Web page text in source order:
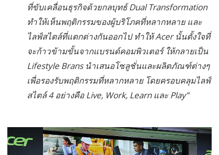
ที่ขับเคลื่อนธุรกิจด้วยกลบุทธ์ Dual Transformation
ทำให้เห็นพฤติกรรมของผู้บริโภคที่หลากหลาย และ
ไลฟ์สไตล์ที่แตกต่างกันออกไป ทำให้ Acer นั้นตั้งใจที่
จะก้าวข้ามขั้นจากแบรนด์คอมพิวเตอร์ ให้กลายเป็น
Lifestyle Brans นำเสนอโซลูชั่นและผลิตภัณฑ์ต่างๆ
เพื่อรองรับพฤติกรรมที่หลากหลาย โดยครอบคลุมไลฟ์
สไตล์ 4 อย่างคือ Live, Work, Learn และ Play”